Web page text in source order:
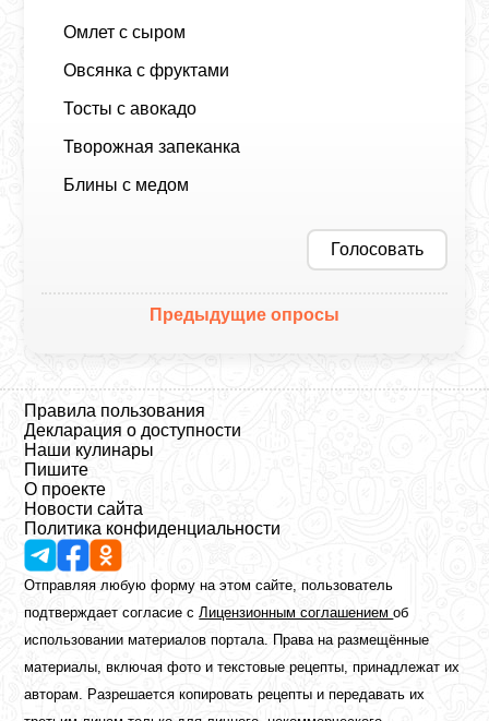
Омлет с сыром
Овсянка с фруктами
Тосты с авокадо
Творожная запеканка
Блины с медом
Голосовать
Предыдущие опросы
Правила пользования
Декларация о доступности
Наши кулинары
Пишите
О проекте
Новости сайта
Политика конфиденциальности
Отправляя любую форму на этом сайте, пользователь
подтверждает согласие сЛицензионным соглашениемоб
использовании материалов портала. Права на размещённые
материалы, включая фото и текстовые рецепты, принадлежат их
авторам. Разрешается копировать рецепты и передавать их